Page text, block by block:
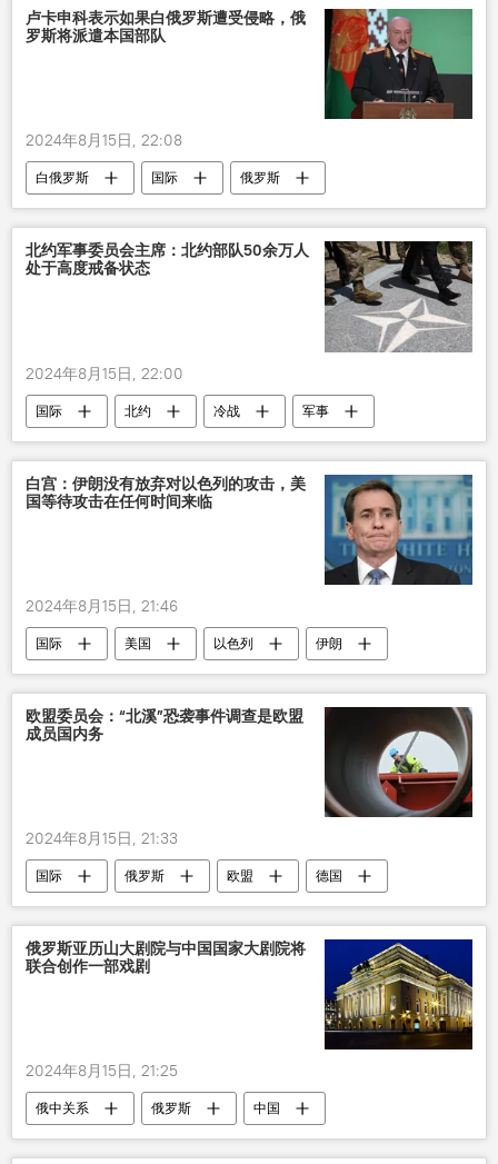
卢卡申科表示如果白俄罗斯遭受侵略，俄
罗斯将派遣本国部队
2024年8月15日, 22:08
白俄罗斯 国际
俄罗斯
军事
亚历山大•卢卡申科
北约军事委员会主席：北约部队50余万人
处于高度戒备状态
2024年8月15日, 22:00
国际 北约 冷战 军事
白宫：伊朗没有放弃对以色列的攻击，美
国等待攻击在任何时间来临
2024年8月15日, 21:46
国际 美国 以色列
伊朗
军事
欧盟委员会：“北溪”恐袭事件调查是欧盟
成员国内务
2024年8月15日, 21:33
国际 俄罗斯 欧盟
德国
北溪
乌克兰
俄罗斯亚历山大剧院与中国国家大剧院将
联合创作一部戏剧
2024年8月15日, 21:25
俄中关系 俄罗斯
中国
文化